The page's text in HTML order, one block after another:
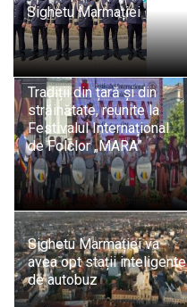
Sighetu Marmației
Tradiții din țară și din
străinătate, reunite la
Festivalul Internațional
de Folclor „MARA”
Sighetu Marmației va
avea opt stații inteligente
de autobuz